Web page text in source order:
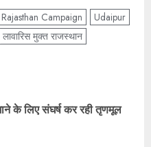
Campaign
Udaipur
लावारिस मुक्त राजस्थान
के लिए संघर्ष कर रही तृणमूल